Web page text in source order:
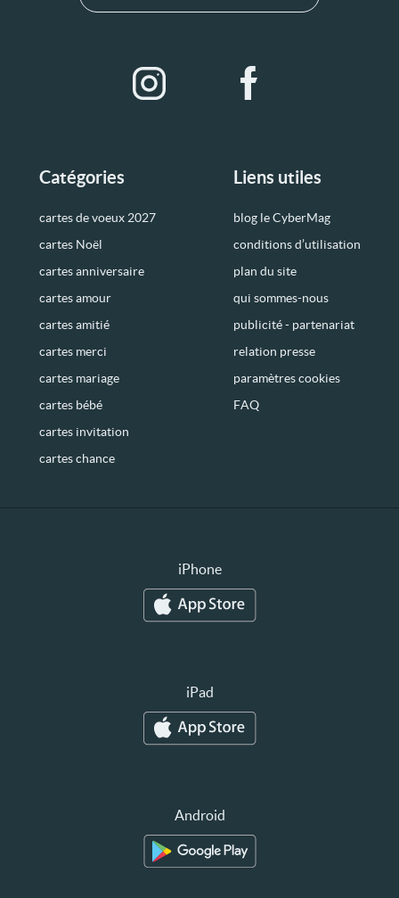
Catégories
cartes de voeux 2027
cartes Noël
cartes anniversaire
cartes amour
cartes amitié
cartes merci
cartes mariage
cartes bébé
cartes invitation
cartes chance
Liens utiles
blog le CyberMag
conditions d’utilisation
plan du site
qui sommes-nous
publicité - partenariat
relation presse
paramètres cookies
FAQ
iPhone
iPad
Android